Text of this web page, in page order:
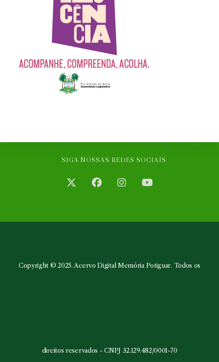
SIGA NOSSAS REDES SOCIAIS
uma
uma
uma
uma
Copyright © 2025. Acervo Digital Memória Potiguar. Todos os
direitos reservados - CNPJ 32.129.482/0001-70